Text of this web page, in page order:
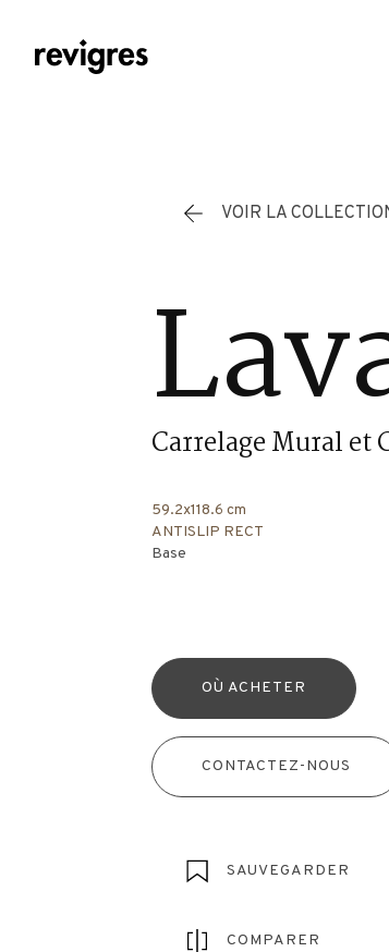
VOIR LA
Carrelage Mural et
59.2x118.6 cm
ANTISLIP RECT
Base
OÙ ACHETER
CONTACTEZ-NOUS
SAUVEGARDER
COMPARER